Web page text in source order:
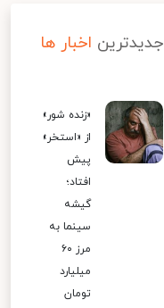
جدیدترین اخبار ها
«زنده شور»
از «استخر»
پیش
افتاد؛
گیشه
سینما به
مرز ۶۰
میلیارد
تومان